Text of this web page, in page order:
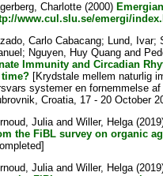
Charlotte (2000)
www.cul.slu.se/emergi/
Carlo Cabacang; Lund, Ivar;
; Nguyen, Huy Quang and
Immunity and Circadian
[Krydstale mellem naturlig
systemer en fornemmelse
Croatia, 17 - 20 October
JuliaandWiller, Helga
the FiBL survey on organic
JuliaandWiller, Helga